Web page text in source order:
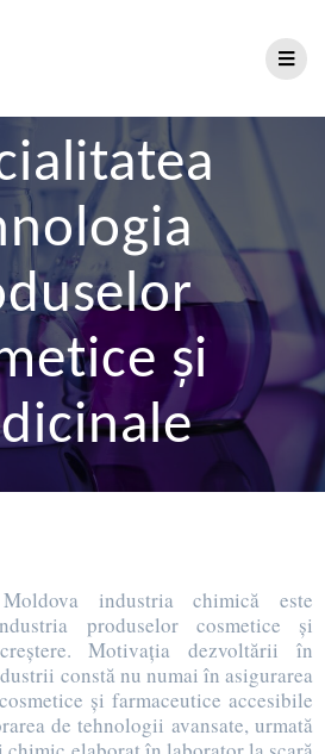
şi
industria chimică este
produselor cosmetice şi
Motivaţia dezvoltării în
constă nu numai în asigurarea
şi farmaceutice accesibile
de tehnologii avansate, urmată